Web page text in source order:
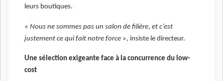
leurs boutiques.
« Nous ne sommes pas un salon de filière, et c’est
justement ce qui fait notre force », insiste le directeur.
Une sélection exigeante face à la concurrence du low-
cost